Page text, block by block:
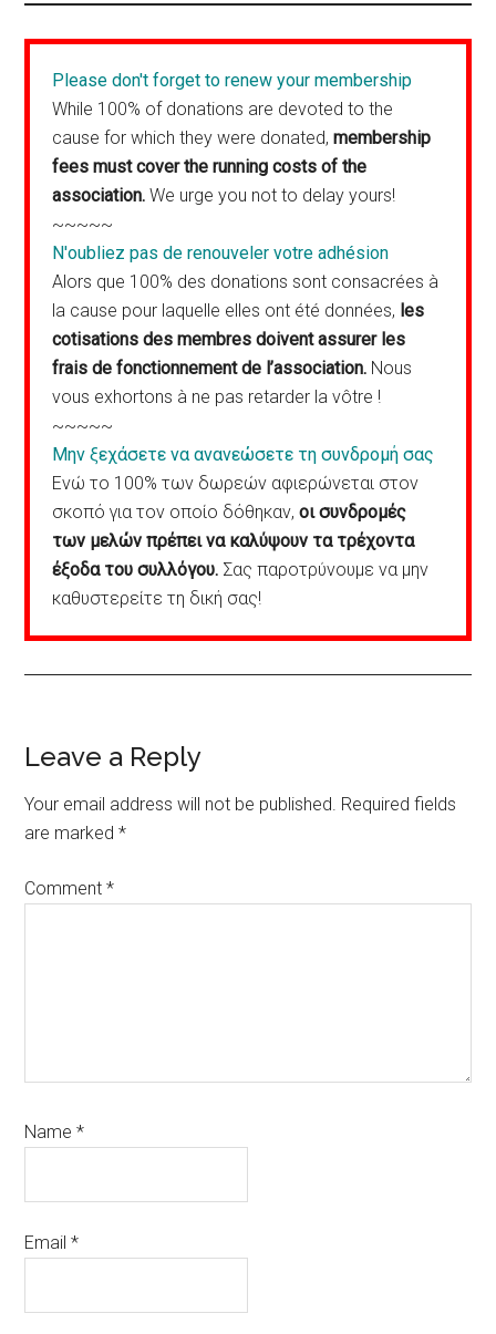
Please don't forget to renew your membership
While 100% of donations are devoted to the
cause for which they were donated,membership
fees must cover the running costs of the
association. We urge you not to delay yours!
~~~~~
N'oubliez pas de renouveler votre adhésion
Alors que 100% des donations sont consacrées à
la cause pour laquelle elles ont été données, les
cotisations des membres doivent assurer les
frais de fonctionnement de l’association. Nous
vous exhortons à ne pas retarder la vôtre !
~~~~~
Μην ξεχάσετε να ανανεώσετε τη συνδρομή σας
Ενώ το 100% των δωρεών αφιερώνεται στον
σκοπό για τον οποίο δόθηκαν,οι συνδρομές
των μελών πρέπει να καλύψουν τα τρέχοντα
έξοδα του συλλόγου. Σας παροτρύνουμε να μην
καθυστερείτε τη δική σας!
Reader
Interactions
Leave a Reply
Your email address will not be published. Required fields
are marked*
Comment*
Name*
Email*